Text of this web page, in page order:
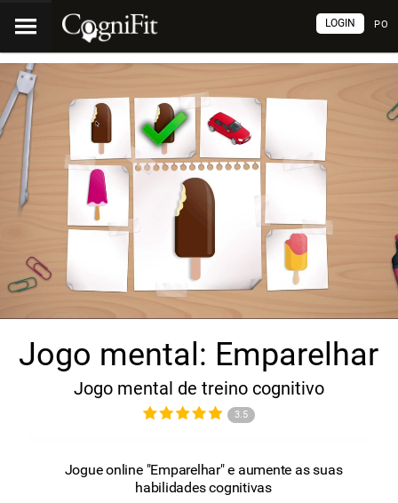
PO
LOGIN
Jogo mental: Emparelhar
Jogo mental de treino cognitivo
3.5
Jogue online "Emparelhar" e aumente as suas
habilidades cognitivas